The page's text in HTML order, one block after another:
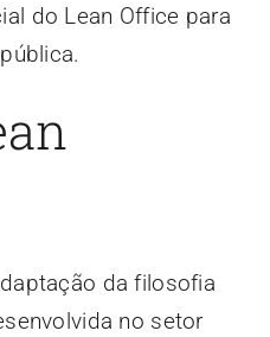
do Lean Office para
da filosofia
no setor